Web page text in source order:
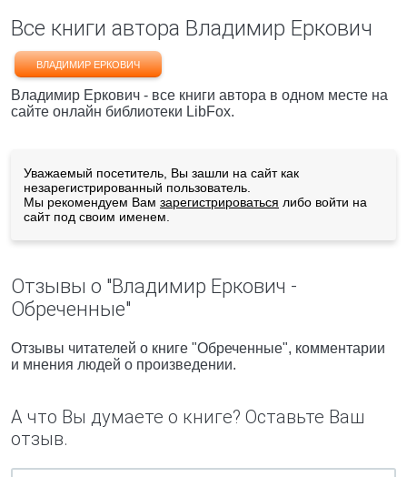
Все книги автора Владимир Еркович
ВЛАДИМИР ЕРКОВИЧ
Владимир Еркович - все книги автора в одном месте на
сайте онлайн библиотеки LibFox.
Уважаемый посетитель, Вы зашли на сайт как
незарегистрированный пользователь.
Мы рекомендуем Вам зарегистрироваться либо войти на
сайт под своим именем.
Отзывы о "Владимир Еркович -
Обреченные"
Отзывы читателей о книге "Обреченные", комментарии
и мнения людей о произведении.
А что Вы думаете о книге? Оставьте Ваш
отзыв.